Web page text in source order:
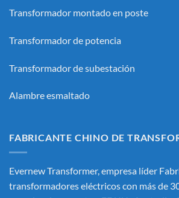
Transformador montado en poste
Transformador de potencia
Transformador de subestación
Alambre esmaltado
FABRICANTE CHINO DE
Evernew Transformer, empresa líder
transformadores eléctricoscon más de